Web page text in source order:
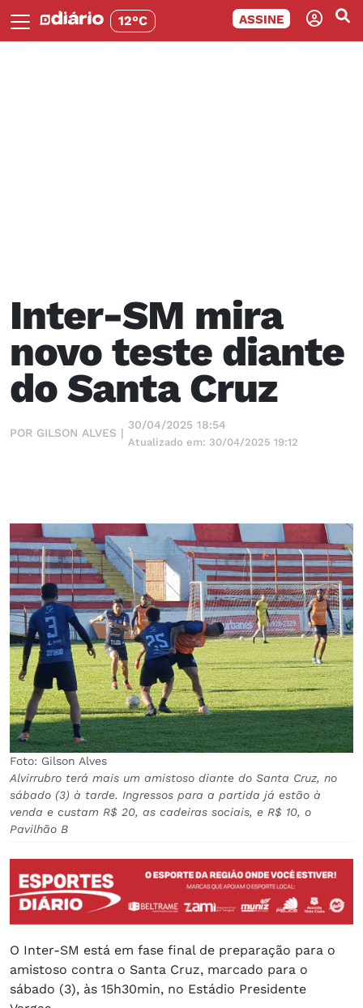
12°C ASSINE
Inter-SM mira
novo teste diante
do Santa Cruz
POR GILSON ALVES |
30/04/2025 18:54
Atualizado em: 30/04/2025 19:12
Foto: Gilson Alves
Alvirrubro terá mais um amistoso diante do Santa Cruz, no
sábado (3) à tarde. Ingressos para a partida já estão à
venda e custam R$ 20, as cadeiras sociais, e R$ 10, o
Pavilhão B
O Inter-SM está em fase final de preparação para o
amistoso contra o Santa Cruz, marcado para o
sábado (3), às 15h30min, no Estádio Presidente